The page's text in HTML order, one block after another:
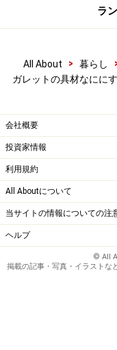
出典： そば粉のガ
ちごラテ★ [クック
流行りのとろとろ
なめらか食感が絶
がしっかり入ってい
られるため、夕飯の
ホットケーキ
シピ
出典： おしゃれガ
ラ
All About > 暮らし
ガレットの具材なにに
会社概要
投資家情報
利用規約
All Aboutについて
当サイトの情報についての注
ヘルプ
© All
掲載の記事・写真・イラストな